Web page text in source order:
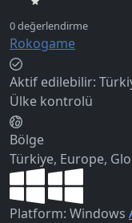
Rokogame
Aktif edilebilir:
Ülke kontrolü
Bölge
Türkiye, Europe,
Platform: Windows